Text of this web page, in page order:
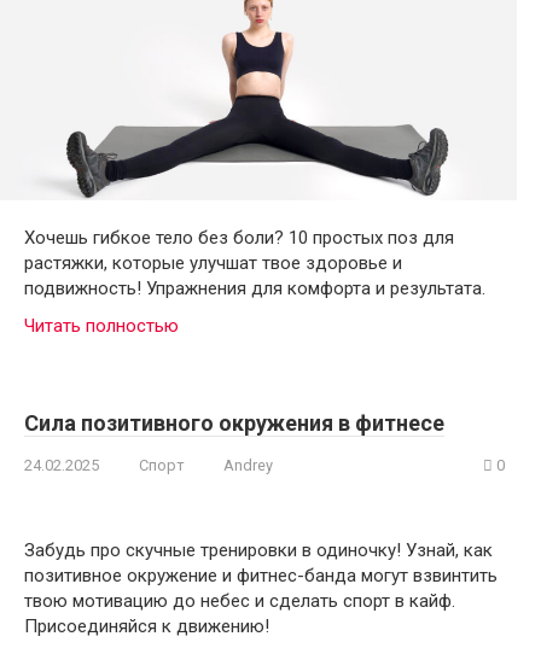
Хочешь гибкое тело без боли? 10 простых поз для
растяжки, которые улучшат твое здоровье и
подвижность! Упражнения для комфорта и результата.
Читать полностью
Сила позитивного окружения в фитнесе
24.02.2025 Спорт Andrey 0
Забудь про скучные тренировки в одиночку! Узнай, как
позитивное окружение и фитнес-банда могут взвинтить
твою мотивацию до небес и сделать спорт в кайф.
Присоединяйся к движению!